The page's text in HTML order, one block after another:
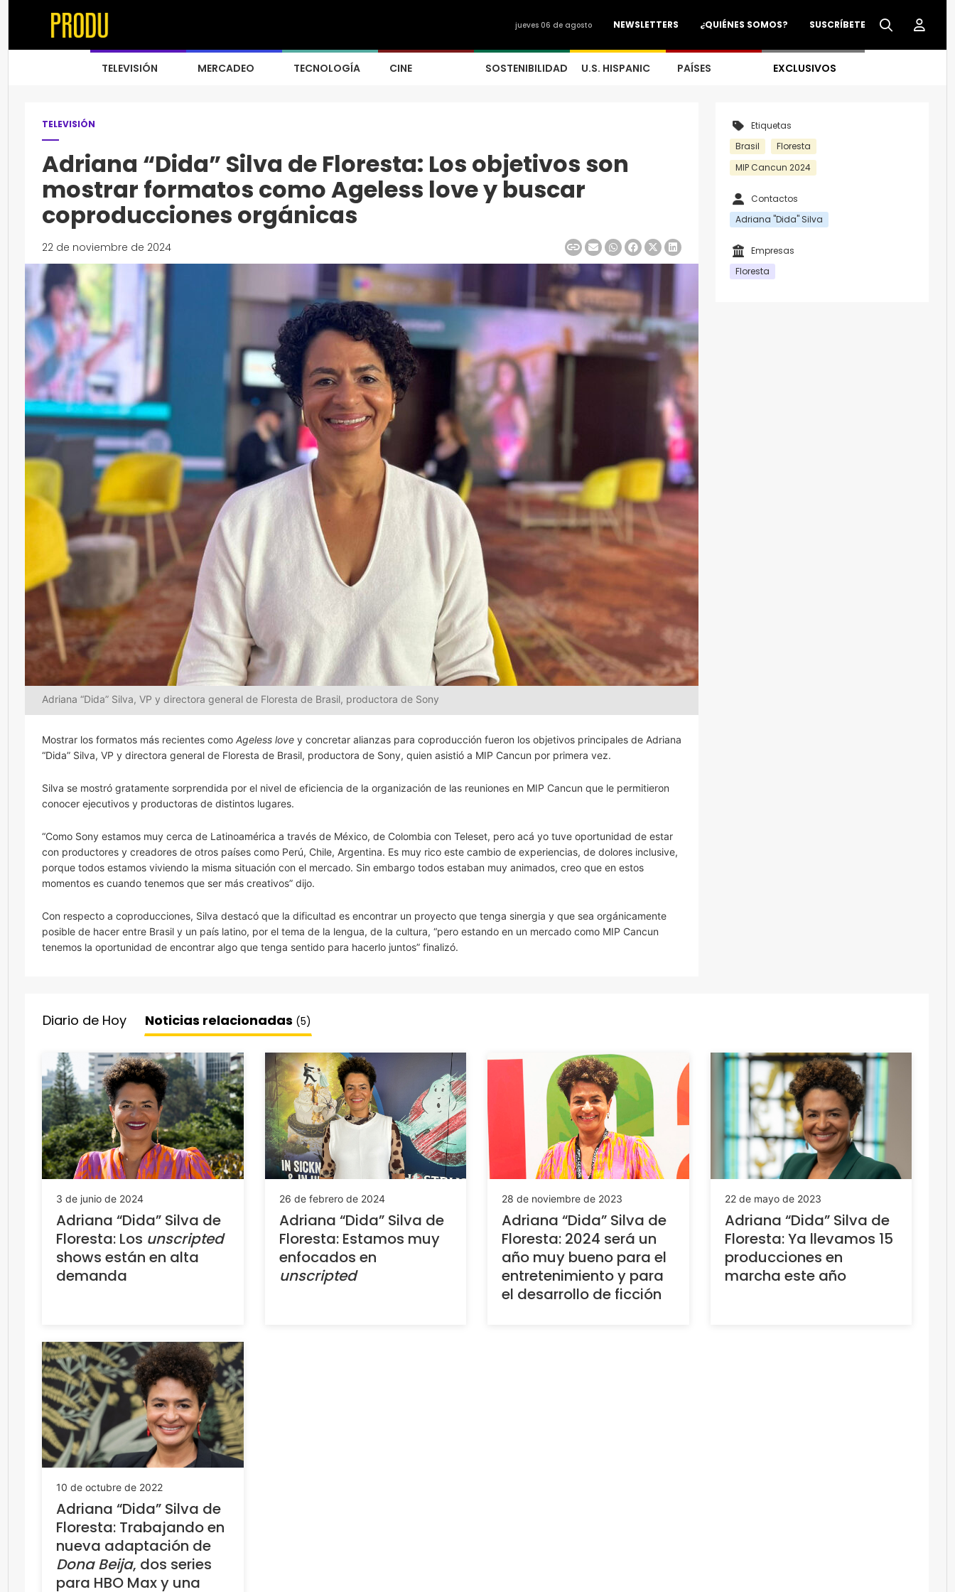
SUSCRÍBETE
¿QUIÉNES SOMOS?
NEWSLETTERS
jueves 06 de agosto
TELEVISIÓN MERCADEO TECNOLOGÍA CINE SOSTENIBILIDAD U.S. HISPANIC PAÍSES EXCLUSIVOS
TELEVISIÓN
Adriana “Dida” Silva de Floresta: Los objetivos son
mostrar formatos como Ageless love y buscar
coproducciones orgánicas
22 de noviembre de 2024
Adriana “Dida” Silva, VP y directora general de Floresta de Brasil, productora de Sony
Mostrar los formatos más recientes como Ageless love y concretar alianzas para coproducción fueron los objetivos principales de Adriana
“Dida” Silva, VP y directora general de Floresta de Brasil, productora de Sony, quien asistió a MIP Cancun por primera vez.
Silva se mostró gratamente sorprendida por el nivel de eficiencia de la organización de las reuniones en MIP Cancun que le permitieron
conocer ejecutivos y productoras de distintos lugares.
“Como Sony estamos muy cerca de Latinoamérica a través de México, de Colombia con Teleset, pero acá yo tuve oportunidad de estar
con productores y creadores de otros países como Perú, Chile, Argentina. Es muy rico este cambio de experiencias, de dolores inclusive,
porque todos estamos viviendo la misma situación con el mercado. Sin embargo todos estaban muy animados, creo que en estos
momentos es cuando tenemos que ser más creativos” dijo.
Con respecto a coproducciones, Silva destacó que la dificultad es encontrar un proyecto que tenga sinergia y que sea orgánicamente
posible de hacer entre Brasil y un país latino, por el tema de la lengua, de la cultura, “pero estando en un mercado como MIP Cancun
tenemos la oportunidad de encontrar algo que tenga sentido para hacerlo juntos” finalizó.
Etiquetas
Brasil
Floresta
MIP Cancun 2024
Contactos
Adriana "Dida" Silva
Empresas
Floresta
Diario de Hoy Noticias relacionadas (5)
3 de junio de 2024
Adriana “Dida” Silva de
Floresta: Los unscripted
shows están en alta
demanda
26 de febrero de 2024
Adriana “Dida” Silva de
Floresta: Estamos muy
enfocados en
unscripted
28 de noviembre de 2023
Adriana “Dida” Silva de
Floresta: 2024 será un
año muy bueno para el
entretenimiento y para
el desarrollo de ficción
22 de mayo de 2023
Adriana “Dida” Silva de
Floresta: Ya llevamos 15
producciones en
marcha este año
10 de octubre de 2022
Adriana “Dida” Silva de
Floresta: Trabajando en
nueva adaptación de
Dona Beija, dos series
para HBO Max y una